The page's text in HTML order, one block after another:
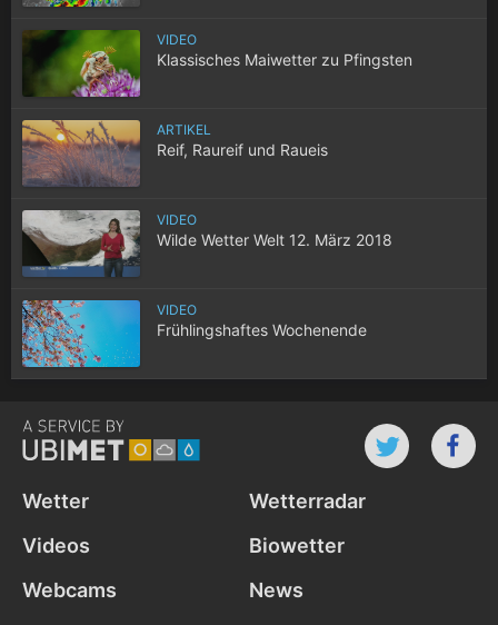
VIDEO
Klassisches Maiwetter zu Pfingsten
ARTIKEL
Reif, Raureif und Raueis
VIDEO
Wilde Wetter Welt 12. März 2018
VIDEO
Frühlingshaftes Wochenende
Wetter
Wetterradar
Videos
Biowetter
Webcams
News